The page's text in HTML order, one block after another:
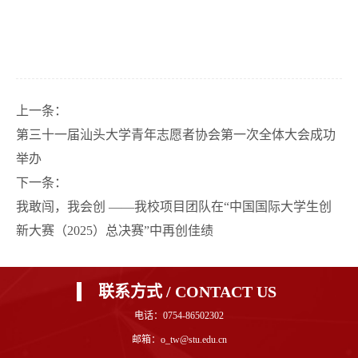
上一条：
第三十一届汕头大学青年志愿者协会第一次全体大会成功
举办
下一条：
我敢闯，我会创 ——我校项目团队在“中国国际大学生创
新大赛（2025）总决赛”中再创佳绩
联系方式 / CONTACT US
电话：0754-86502302
邮箱：o_tw@stu.edu.cn